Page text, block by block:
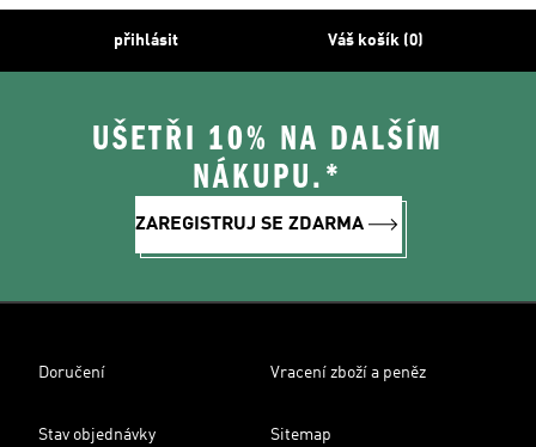
přihlásit Váš košík (0)
UŠETŘI 10% NA DALŠÍM
NÁKUPU.*
ZAREGISTRUJ SE ZDARMA
Doručení Vracení zboží a peněz
Stav objednávky Sitemap